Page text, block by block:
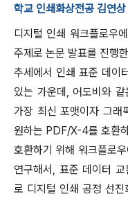
학교 인쇄화상전공 김연상
디지털 인쇄 워크플로우
주제로 논문 발표를 진행
추세에서 인쇄 표준 데이
있는 가운데, 어도비와
가장 최신 포맷이자 그래
원하는 PDF/X-4를 호환
호환하기 위해 워크플로
연구해서, 표준 데이터
로 디지털 인쇄 공정 선